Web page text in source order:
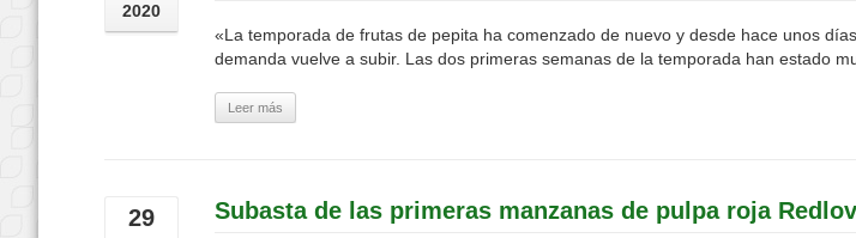
2020
«La temporada de frutas de pepita ha comenzado de nuevo y desde hace unos
demanda vuelve a subir. Las dos primeras semanas de la temporada han estado
Leer más
29 Subasta de las primeras manzanas de pulpa roja